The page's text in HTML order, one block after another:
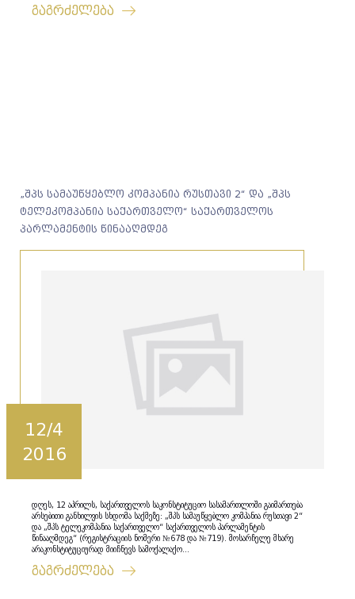
გაგრძელება
„შპს სამაუწყებლო კომპანია რუსთავი 2“ და „შპს
ტელეკომპანია საქართველო“ საქართველოს
პარლამენტის წინააღმდეგ
12/4
2016
დღეს, 12 აპრილს, საქართველოს საკონსტიტუციო სასამართლოში გაიმართება
არსებითი განხილვის სხდომა საქმეზე: „შპს სამაუწყებლო კომპანია რუსთავი 2“
და „შპს ტელეკომპანია საქართველო“ საქართველოს პარლამენტის
წინააღმდეგ“ (რეგისტრაციის ნომერი №678 და №719). მოსარჩელე მხარე
არაკონსტიტუციურად მიიჩნევს სამოქალაქო...
გაგრძელება